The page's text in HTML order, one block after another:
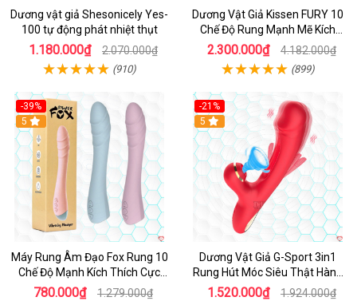
Dương vật giả Shesonicely Yes-
100 tự động phát nhiệt thụt
1.180.000₫ 2.070.000₫
(910)
Dương Vật Giả Kissen FURY 10
Chế Độ Rung Mạnh Mẽ Kích
Thích
2.300.000₫ 4.182.000₫
(899)
-39%
Hot
5
Máy Rung Âm Đạo Fox Rung 10
Chế Độ Mạnh Kích Thích Cực
Sướng
780.000₫ 1.279.000₫
-21%
Hot
5
Dương Vật Giả G-Sport 3in1
Rung Hút Móc Siêu Thật Hàng
Hot
1.520.000₫ 1.924.000₫